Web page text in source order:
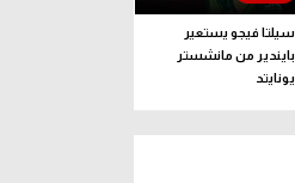
سيلتا فيجو يستعير
بايندير من مانشستر
يونايتد